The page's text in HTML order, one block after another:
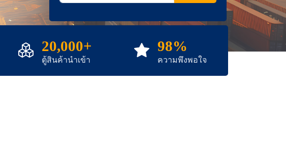
20,000+
ตู้สินค้านำเข้า
98%
ความพึงพอใจ